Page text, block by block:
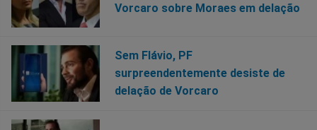
Vorcaro sobre Moraes em delação
Sem Flávio, PF
surpreendentemente desiste de
delação de Vorcaro